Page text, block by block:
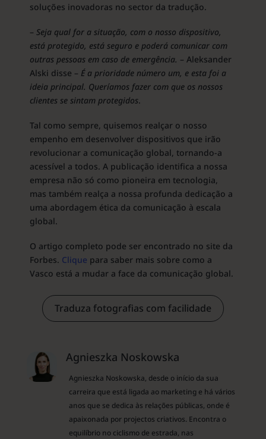
soluções inovadoras no sector da tradução.
– Seja qual for a situação, com o nosso dispositivo,
está protegido, está seguro e poderá comunicar com
outras pessoas em caso de emergência. – Aleksander
Alski disse – É a prioridade número um, e esta foi a
ideia principal. Queríamos fazer com que os nossos
clientes se sintam protegidos.
Tal como sempre, quisemos realçar o nosso
empenho em desenvolver dispositivos que irão
revolucionar a comunicação global, tornando-a
acessível a todos. A publicação identifica a nossa
empresa não só como pioneira em tecnologia,
mas também realça a nossa profunda dedicação a
uma abordagem ética da comunicação à escala
global.
O artigo completo pode ser encontrado no site da
Forbes. Clique para saber mais sobre como a
Vasco está a mudar a face da comunicação global.
Traduza fotografias com facilidade
Agnieszka Noskowska
Agnieszka Noskowska, desde o início da sua
carreira que está ligada ao marketing e há vários
anos que se dedica às relações públicas, onde é
apaixonada por projectos criativos. Encontra o
equilíbrio no ciclismo de estrada, nas